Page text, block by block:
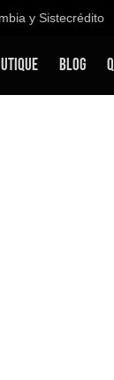
y Sistecrédito
Blog